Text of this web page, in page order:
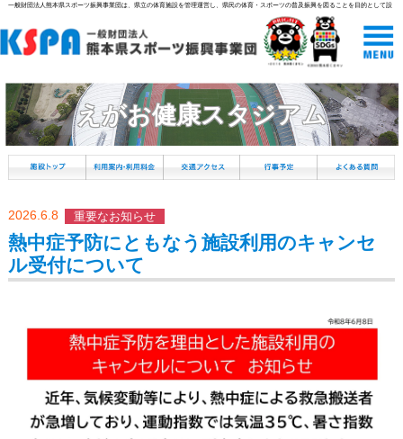
一般財団法人熊本県スポーツ振興事業団は、県立の体育施設を管理運営し、県民の体育・スポーツの普及振興を図ることを目的として設
えがお健康スタジアム
2026.6.8 重要なお知らせ
熱中症予防にともなう施設利用のキャンセ
ル受付について